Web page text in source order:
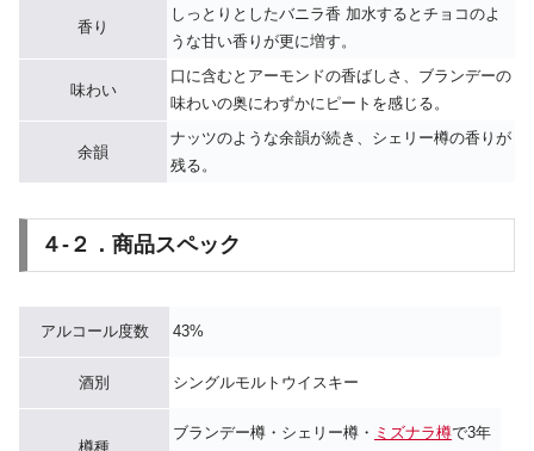
香り
しっとりとしたバニラ香 加水するとチョコのよ
うな甘い香りが更に増す。
味わい
口に含むとアーモンドの香ばしさ、ブランデーの
味わいの奥にわずかにピートを感じる。
余韻
ナッツのような余韻が続き、シェリー樽の香りが
残る。
４-２．商品スペック
アルコール度数 43%
酒別 シングルモルトウイスキー
樽種
ブランデー樽・シェリー樽・ ミズナラ樽で3年